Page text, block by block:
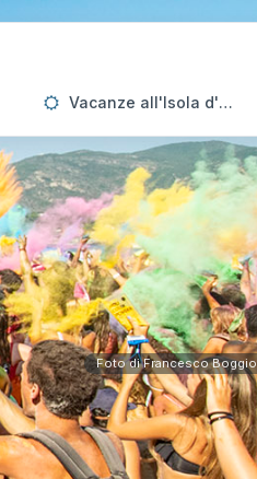
Vacanze all'Isola d'Elba
Foto di Francesco Boggio